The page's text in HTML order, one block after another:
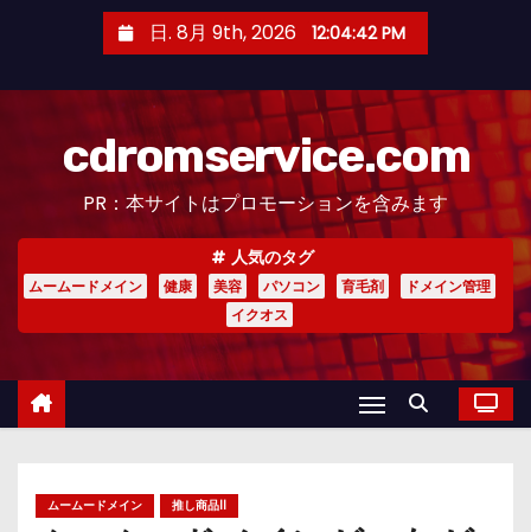
日. 8月 9th, 2026 12:04:43 PM
cdromservice.com
PR：本サイトはプロモーションを含みます
人気のタグ
ムームードメイン 健康 美容 パソコン 育毛剤
ドメイン管理
イクオス
ムームードメイン 推し商品II